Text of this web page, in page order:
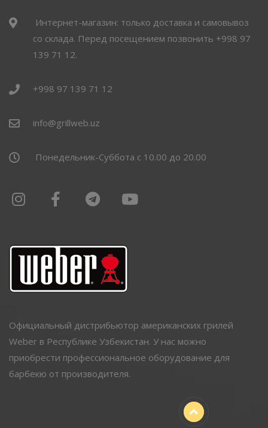
Интернет-магазин: только доставка и самовывоз
со склада. Перед посещением позвонить +998 97
139 71 12.
+998 97 139 71 12
info@grillweb.uz
Понедельник-Суббота с 10.00 до 20.00
Официальный дистрибьютор американских грилей
Weber в Республике Узбекистан. У нас можно
приобрести профессиональное оборудование для
барбекю от производителя.